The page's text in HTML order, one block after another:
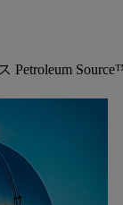
Petroleum